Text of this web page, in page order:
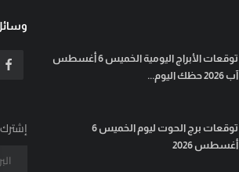
توقعات الأبراج اليومية الخميس 6 أغسطس
آب 2026 حظك اليوم...
توقعات برج الحوت ليوم الخميس 6
أغسطس 2026
إشترك